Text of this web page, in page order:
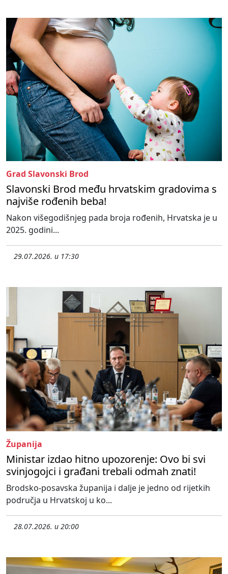
Grad Slavonski Brod
Slavonski Brod među hrvatskim gradovima s
najviše rođenih beba!
Nakon višegodišnjeg pada broja rođenih, Hrvatska je u
2025. godini...
29.07.2026. u 17:30
Županija
Ministar izdao hitno upozorenje: Ovo bi svi
svinjogojci i građani trebali odmah znati!
Brodsko-posavska županija i dalje je jedno od rijetkih
područja u Hrvatskoj u ko...
28.07.2026. u 20:00